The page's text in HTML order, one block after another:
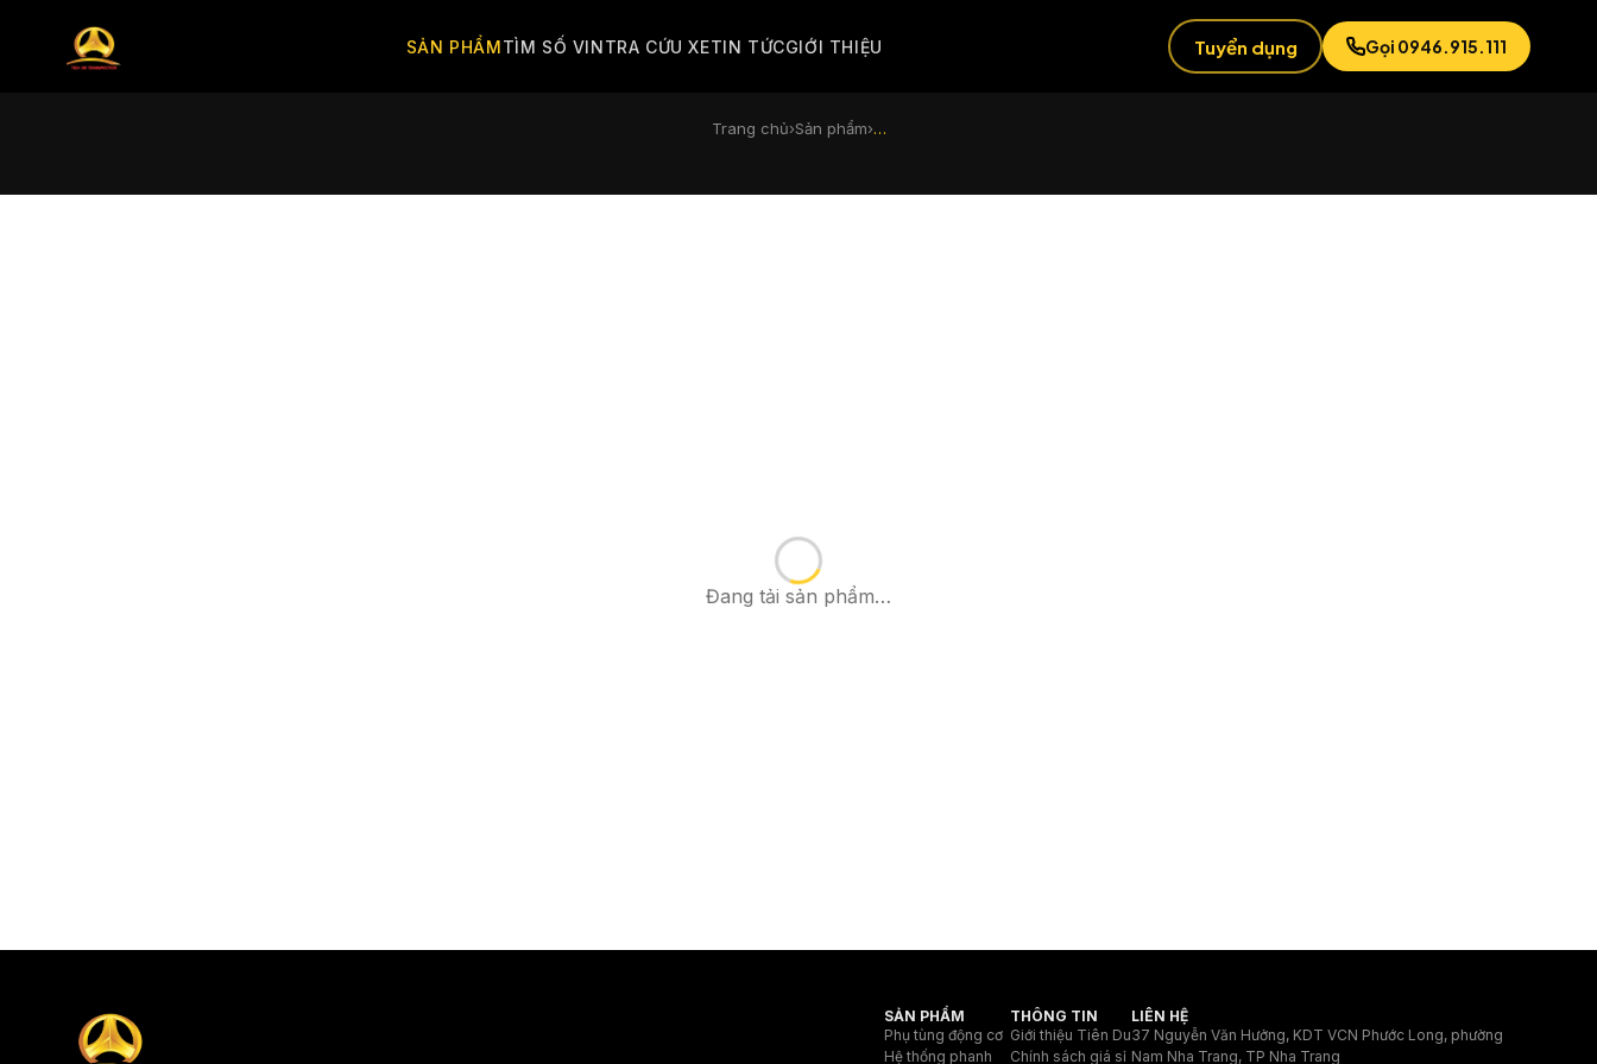
SẢN PHẨMTÌM SỐ VINTRA CỨU XETIN TỨCGIỚI THIỆU Tuyển dụng Gọi 0946.915.111
Trang chủ›Sản phẩm›…
Đang tải sản phẩm…
SẢN PHẨM
Phụ tùng động cơ
Hệ thống phanh
THÔNG TIN
Giới thiệu Tiên Du
Chính sách giá sỉ
LIÊN HỆ
37 Nguyễn Văn Hưởng, KDT VCN Phước Long, phường
Nam Nha Trang, TP Nha Trang